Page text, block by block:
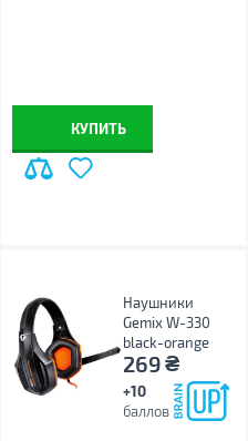
КУПИТЬ
Наушники
Gemix W-330
black-orange
269₴
+10
баллов